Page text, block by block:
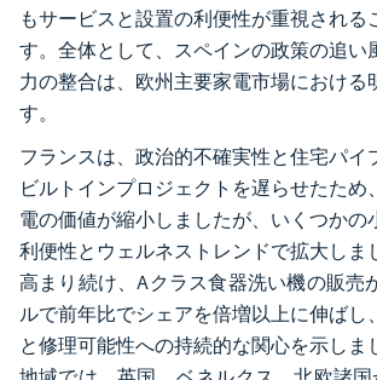
もサービスと設置の利便性が重視される
す。全体として、スペインの政策の追い
力の整合は、欧州主要家電市場における
す。
フランスは、政治的不確実性と住宅パイ
ビルトインプロジェクトを遅らせたため
電の価値が縮小しましたが、いくつかの
利便性とウェルネストレンドで拡大しま
高まり続け、Aクラス食器洗い機の販売
ルで前年比でシェアを倍増以上に伸ばし
と修理可能性への持続的な関心を示しま